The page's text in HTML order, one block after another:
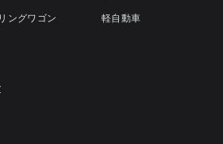
ングワゴン 軽自動車